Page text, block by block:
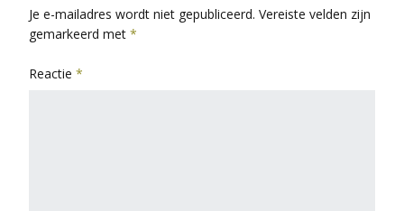
Je e-mailadres wordt niet gepubliceerd. Vereiste velden zijn
gemarkeerd met *
Reactie *